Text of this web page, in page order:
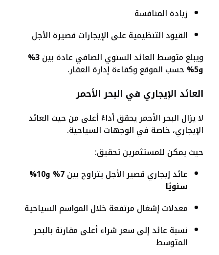
زيادة المنافسة
القيود التنظيمية على الإيجارات قصيرة الأجل
ويبلغ متوسط العائد السنوي الصافي عادة بين 3%
و5%
حسب الموقع وكفاءة إدارة العقار.
العائد الإيجاري في البحر الأحمر
لا يزال البحر الأحمر يحقق أداءً أعلى من حيث العائد
الإيجاري، خاصة في الوجهات السياحية.
حيث يمكن للمستثمرين تحقيق:
عائد إيجاري قصير الأجل يتراوح بين
7% و10%
سنويًا
معدلات إشغال مرتفعة خلال المواسم السياحية
نسبة عائد إلى سعر شراء أعلى مقارنة بالبحر
المتوسط